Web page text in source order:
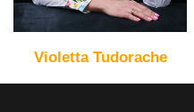
Violetta Tudorache